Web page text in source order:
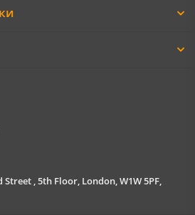
, 5th Floor, London, W1W 5PF,